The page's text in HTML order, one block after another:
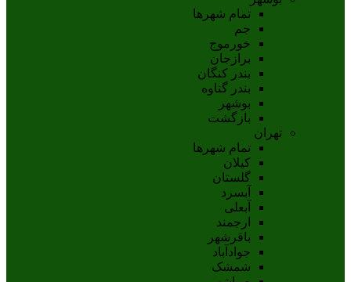
تمام شهر‌ها
جم
خورموج
برازجان
بندر کنگان
بندر گناوه
بوشهر
بازگشت
تهران
تمام شهر‌ها
کیلان
گلستان
آبسرد
آبعلی
ارجمند
باقرشهر
جوادآباد
شمشک